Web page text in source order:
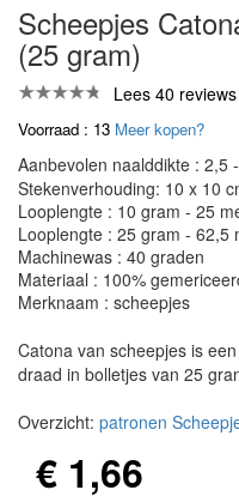
Scheepjes
(25 gram)
Lees 40 reviews
Voorraad : 13 Meer kopen?
Aanbevolen naalddikte : 2,5
Stekenverhouding: 10 x 10
Looplengte : 10 gram - 25
Looplengte : 25 gram - 62,5
Machinewas : 40 graden
Materiaal : 100%
Merknaam : scheepjes
Catona van scheepjes is
draad in bolletjes van 25
Overzicht: patronen
€ 1,66